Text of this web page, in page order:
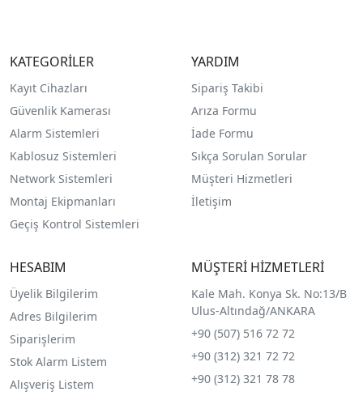
KATEGORİLER
Kayıt Cihazları
Güvenlik Kamerası
Alarm Sistemleri
Kablosuz Sistemleri
Network Sistemleri
Montaj Ekipmanları
Geçiş Kontrol Sistemleri
YARDIM
Sipariş Takibi
Arıza Formu
İade Formu
Sıkça Sorulan Sorular
Müşteri Hizmetleri
İletişim
HESABIM
Üyelik Bilgilerim
Adres Bilgilerim
Siparişlerim
Stok Alarm Listem
Alışveriş Listem
MÜŞTERİ HİZMETLERİ
Kale Mah. Konya Sk. No:13/B
Ulus-Altındağ/ANKARA
+90 (507) 516 72 72
+90 (312) 321 72 72
+90 (312) 321 78 78